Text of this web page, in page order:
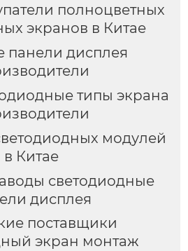
полноцветных
экранов в Китае
дисплея
типы экрана
модулей
в Китае
светодиодные
дисплея
поставщики
экран монтаж